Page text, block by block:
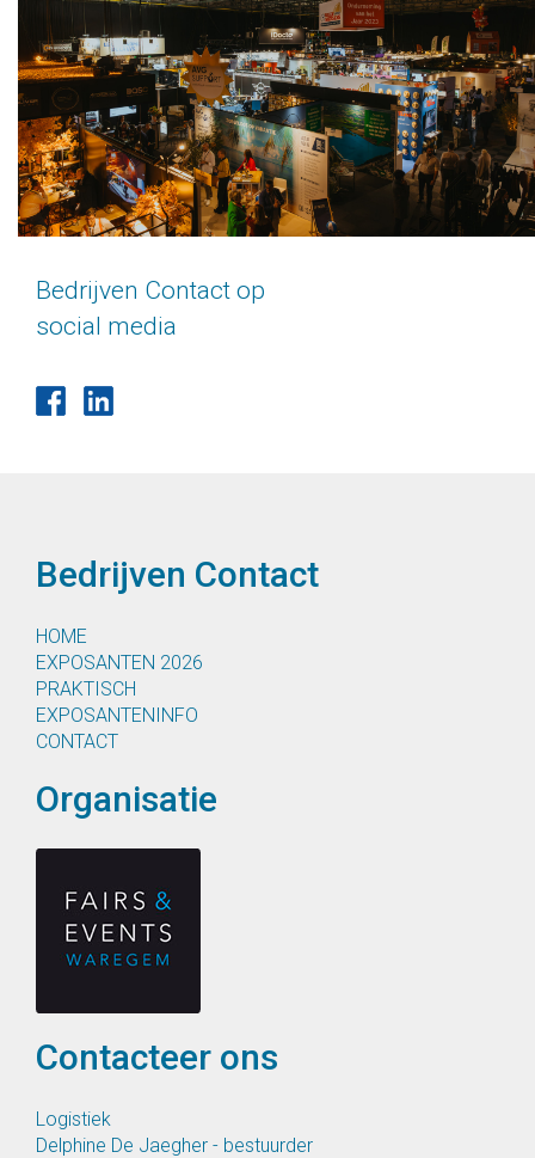
Bedrijven Contact op
social media
Bedrijven Contact
HOME
EXPOSANTEN 2026
PRAKTISCH
EXPOSANTENINFO
CONTACT
Organisatie
Contacteer ons
Logistiek
Delphine De Jaegher - bestuurder